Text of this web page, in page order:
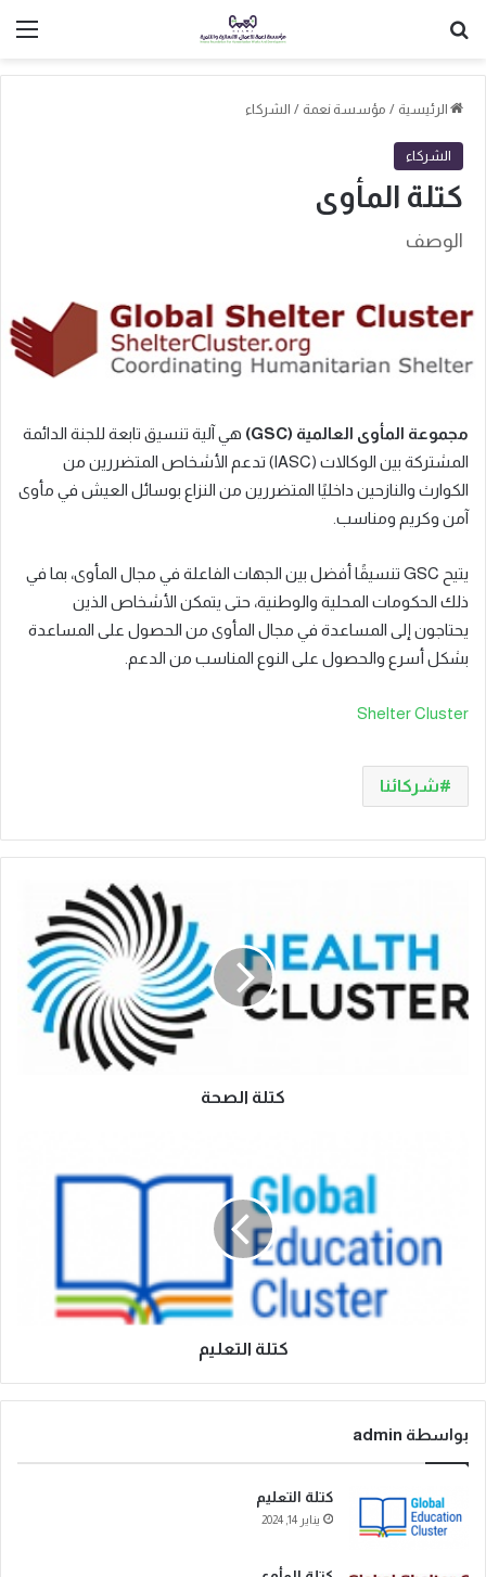
الرئيسية / مؤسسة نعمة / الشركاء
الشركاء
كتلة المأوى
الوصف
مجموعة المأوى العالمية (GSC)
هي آلية تنسيق تابعة للجنة الدائمة
المشتركة بين الوكالات (IASC) تدعم الأشخاص المتضررين من
الكوارث والنازحين داخليًا المتضررين من النزاع بوسائل العيش في مأوى
آمن وكريم ومناسب.
يتيح GSC تنسيقًا أفضل بين الجهات الفاعلة في مجال المأوى، بما في
ذلك الحكومات المحلية والوطنية، حتى يتمكن الأشخاص الذين
يحتاجون إلى المساعدة في مجال المأوى من الحصول على المساعدة
بشكل أسرع والحصول على النوع المناسب من الدعم.
Shelter Cluster
شركائنا
كتلة الصحة
كتلة التعليم
بواسطة admin
كتلة التعليم
يناير 14, 2024